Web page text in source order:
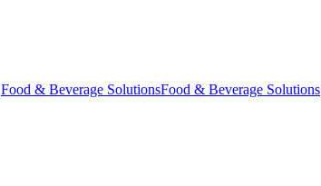
Food & Beverage SolutionsFood & Beverage Solutions